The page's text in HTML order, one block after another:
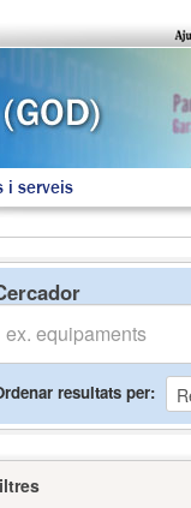
i serveis
resultats per